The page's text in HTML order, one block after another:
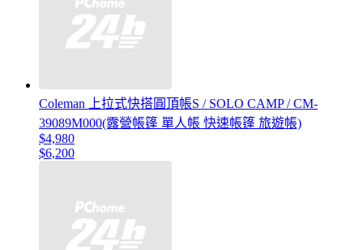
Coleman 上拉式快搭圓頂帳S / SOLO CAMP / CM-
39089M000(露營帳篷 單人帳 快速帳篷 旅遊帳)
$4,980
$6,200